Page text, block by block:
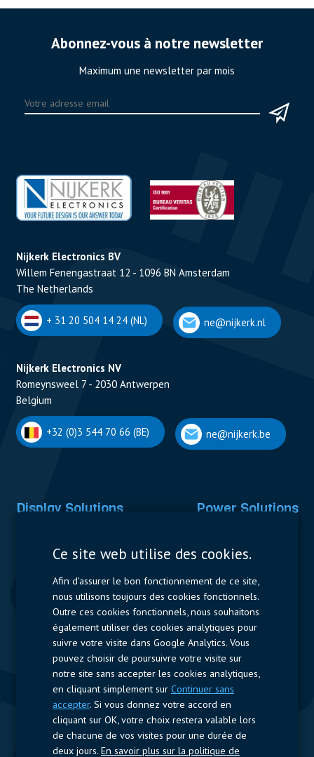
Abonnez-vous à notre newsletter
Maximum une newsletter par mois
Nijkerk Electronics BV
Willem Fenengastraat 12 - 1096 BN Amsterdam
The Netherlands
+ 31 20 504 14 24 (NL) ne@nijkerk.nl
Nijkerk Electronics NV
Romeynsweel 7 - 2030 Antwerpen
Belgium
+32 (0)3 544 70 66 (BE) ne@nijkerk.be
Display Solutions Power Solutions
Contactors & Fuses
Measurement
Resistors
Accès rapide
Profil de l’entreprise Fournisseurs Jobs
Suivez-nous
LinkedIn
Ce site web utilise des cookies.
Afin d'assurer le bon fonctionnement de ce site,
nous utilisons toujours des cookies fonctionnels.
Outre ces cookies fonctionnels, nous souhaitons
également utiliser des cookies analytiques pour
suivre votre visite dans Google Analytics. Vous
pouvez choisir de poursuivre votre visite sur
notre site sans accepter les cookies analytiques,
en cliquant simplement sur Continuer sans
accepter. Si vous donnez votre accord en
cliquant sur OK, votre choix restera valable lors
de chacune de vos visites pour une durée de
deux jours. En savoir plus sur la politique de